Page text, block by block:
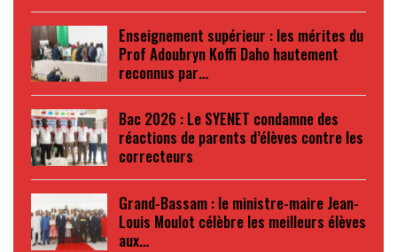
Enseignement supérieur : les mérites du
Prof Adoubryn Koffi Daho hautement
reconnus par…
Bac 2026 : Le SYENET condamne des
réactions de parents d’élèves contre les
correcteurs
Grand-Bassam : le ministre-maire Jean-
Louis Moulot célèbre les meilleurs élèves
aux…